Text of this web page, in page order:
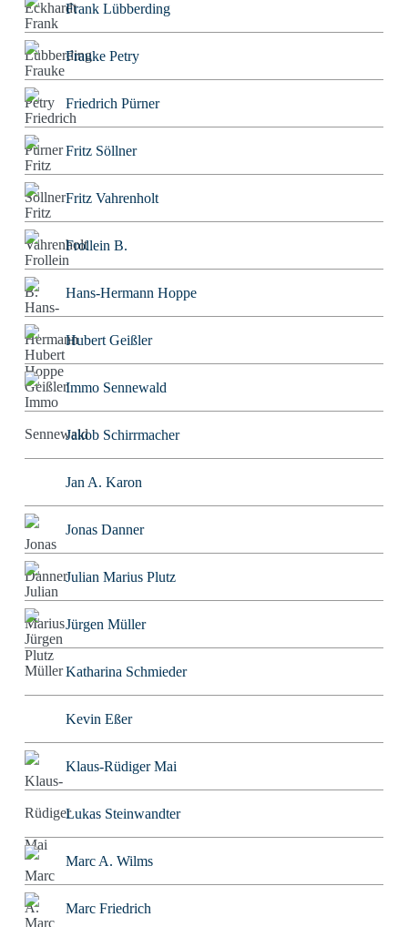
Frank Lübberding
Frauke Petry
Friedrich Pürner
Fritz Söllner
Fritz Vahrenholt
Frollein B.
Hans-Hermann Hoppe
Hubert Geißler
Immo Sennewald
Jakob Schirrmacher
Jan A. Karon
Jonas Danner
Julian Marius Plutz
Jürgen Müller
Katharina Schmieder
Kevin Eßer
Klaus-Rüdiger Mai
Lukas Steinwandter
Marc A. Wilms
Marc Friedrich